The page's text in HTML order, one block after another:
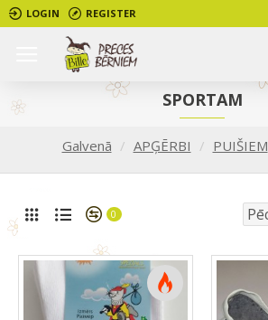
LOGIN REGISTER
Galvenā APĢĒRBI PUIŠIEM
SPORTAM
0